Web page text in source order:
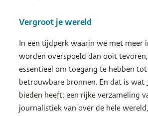
Vergroot je wereld
In een tijdperk waarin we met meer
worden overspoeld dan ooit
essentieel om toegang te hebben tot
betrouwbare bronnen. En dat is wat
bieden heeft: een rijke verzameling
journalistiek van over de hele